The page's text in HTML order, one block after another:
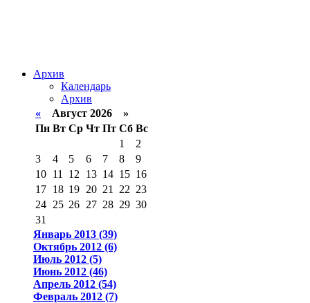
Архив
Календарь
Архив
« Август 2026 »
Пн Вт Ср Чт Пт Сб Вс
1
2
3
4 5 6 7 8
9
10 11 12 13 14 15 16
17 18 19 20 21 22 23
24 25 26 27 28 29 30
31
Январь 2013 (39)
Октябрь 2012 (6)
Июль 2012 (5)
Июнь 2012 (46)
Апрель 2012 (54)
Февраль 2012 (7)